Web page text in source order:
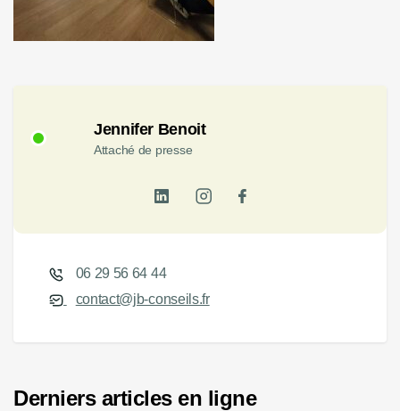
Jennifer Benoit
Attaché de presse
06 29 56 64 44
contact@jb-conseils.fr
Derniers articles en ligne